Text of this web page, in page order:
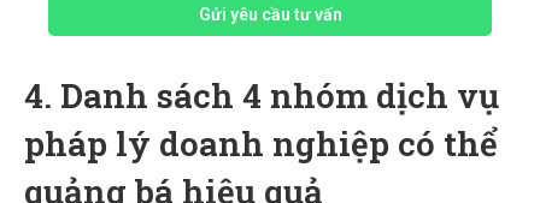
Gửi yêu cầu tư vấn
4. Danh sách 4 nhóm dịch vụ
pháp lý doanh nghiệp có thể
quảng bá hiệu quả